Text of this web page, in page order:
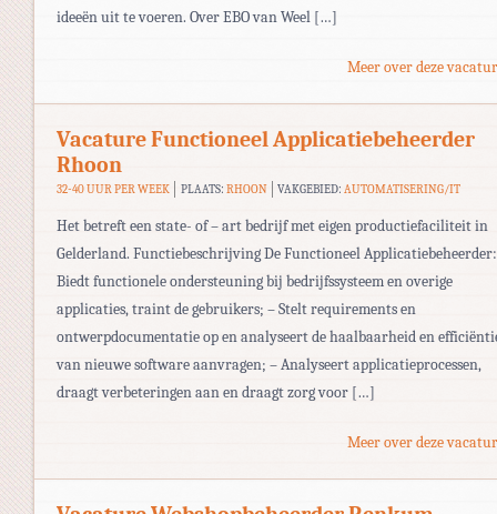
ideeën uit te voeren. Over EBO van Weel […]
Meer over deze
Vacature Functioneel Applicatiebeheerder
Rhoon
32-40 UUR PER WEEK PLAATS: RHOON VAKGEBIED:AUTOMATISERING/IT
Het betreft een state- of – art bedrijf met eigen productiefaciliteit in
Gelderland. Functiebeschrijving De Functioneel
Biedt functionele ondersteuning bij bedrijfssysteem en overige
applicaties, traint de gebruikers; – Stelt requirements en
ontwerpdocumentatie op en analyseert de haalbaarheid en
van nieuwe software aanvragen; – Analyseert applicatieprocessen,
draagt verbeteringen aan en draagt zorg voor […]
Meer over deze